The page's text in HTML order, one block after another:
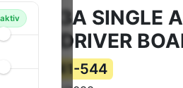
SINGLE
DRIVER
141-544